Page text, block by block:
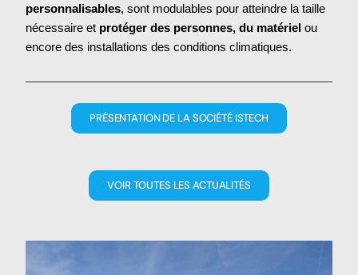
personnalisables, sont modulables pour atteindre la taille
nécessaire et protéger des personnes, du matériel ou
encore des installations des conditions climatiques.
PRÉSENTATION DE LA SOCIÉTÉ ISTECH
VOIR TOUTES LES ACTUALITÉS